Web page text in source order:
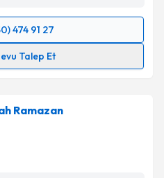
kabul ediyorum.
Gönder
474 91 27
Talep Et
e-posta ile bilgilendireceğiz.
Ramazan